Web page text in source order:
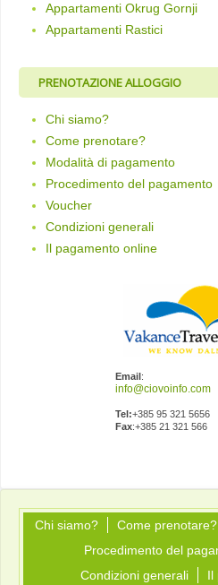
Appartamenti Okrug Gornji
Appartamenti Rastici
PRENOTAZIONE ALLOGGIO
Chi siamo?
Come prenotare?
Modalità di pagamento
Procedimento del pagamento
Voucher
Condizioni generali
Il pagamento online
Email :
Tel:+385 95 321 5656
Fax:+385 21 321 566
Chi siamo? Come prenotare?
Procedimento del
Condizioni generali
Il